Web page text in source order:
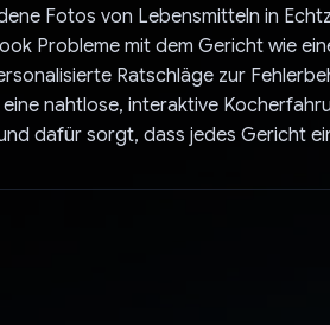
Fotos von Lebensmitteln in
Probleme mit dem Gericht wie
Ratschläge zur
nahtlose, interaktive
dafür sorgt, dass jedes Gericht